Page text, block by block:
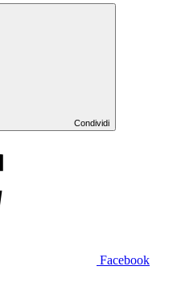
Condividi
Facebook